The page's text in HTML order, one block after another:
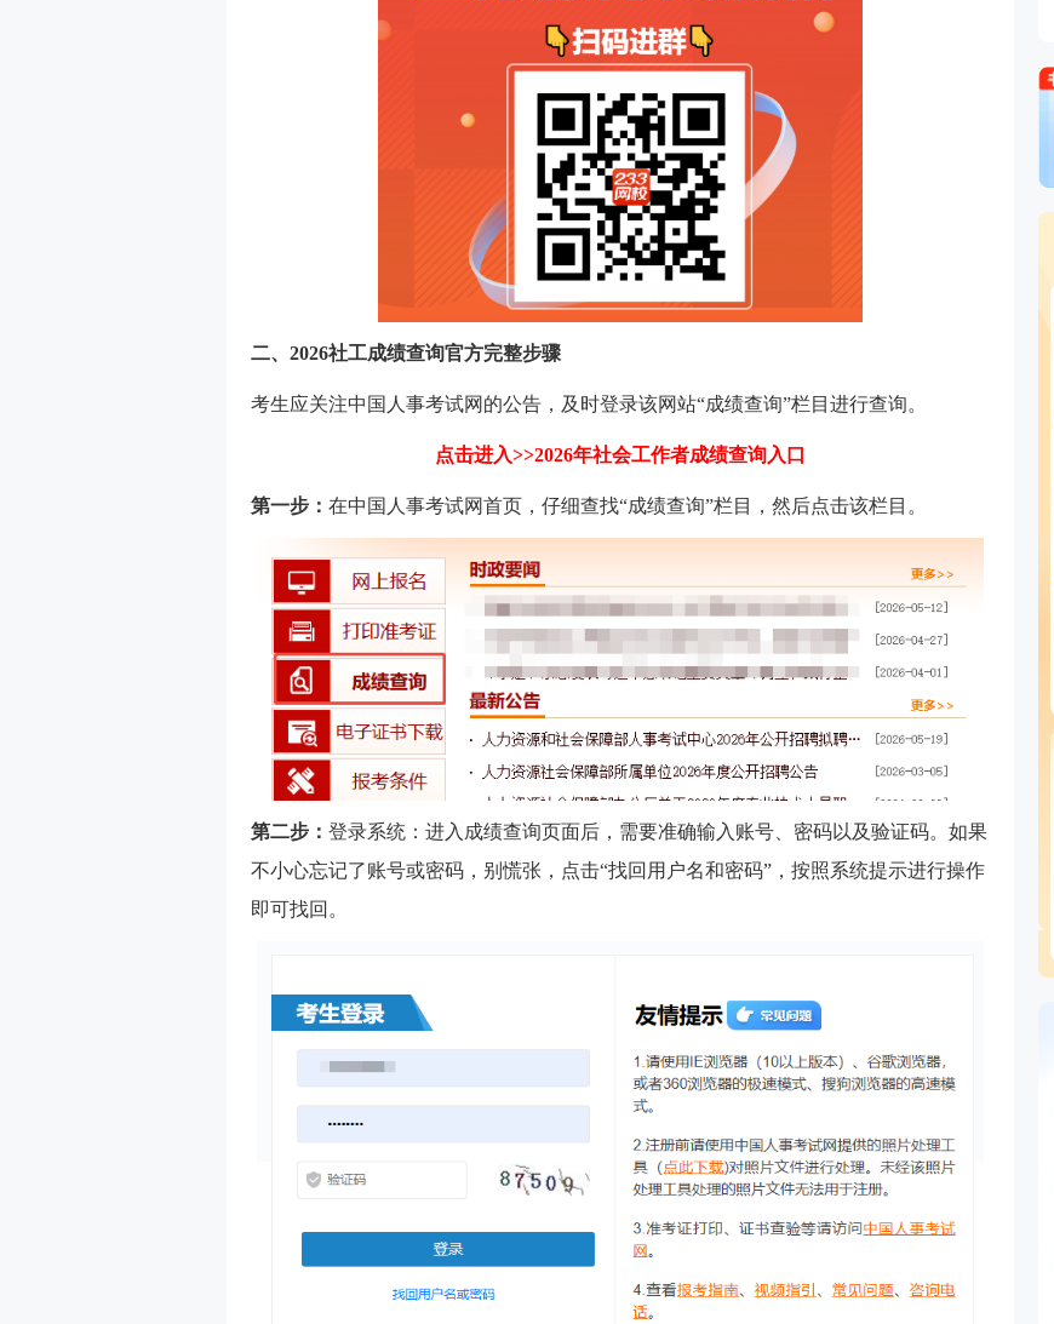
二、2026社工成绩查询官方完整步骤
考生应关注中国人事考试网的公告，及时登录该网站“成绩查询”栏目进行查询。
点击进入>>2026年社会工作者成绩查询入口
第一步： 在中国人事考试网首页，仔细查找“成绩查询”栏目，然后点击该栏目。
第二步： 登录系统：进入成绩查询页面后，需要准确输入账号、密码以及验证码。如果
不小心忘记了账号或密码，别慌张，点击“找回用户名和密码”，按照系统提示进行操作
即可找回。